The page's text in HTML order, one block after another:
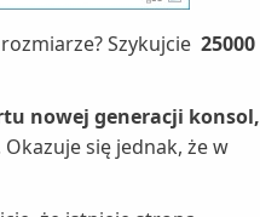
Szykujcie 25000
nowej generacji konsol,
Okazuje się jednak, że w